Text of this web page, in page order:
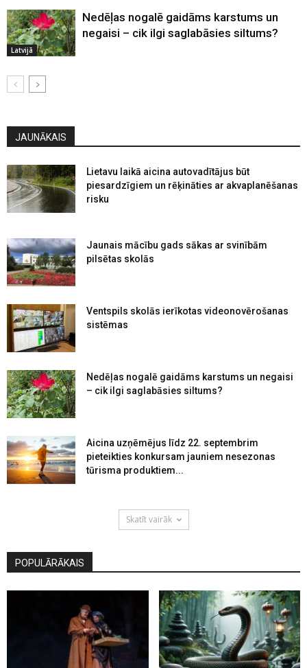
Latvijā
Nedēļas nogalē gaidāms karstums un
negaisi – cik ilgi saglabāsies siltums?
JAUNĀKAIS
Lietavu laikā aicina autovadītājus būt
piesardzīgiem un rēķināties ar akvaplanēšanas
risku
Jaunais mācību gads sākas ar svinībām
pilsētas skolās
Ventspils skolās ierīkotas videonovērošanas
sistēmas
Nedēļas nogalē gaidāms karstums un negaisi
– cik ilgi saglabāsies siltums?
Aicina uzņēmējus līdz 22. septembrim
pieteikties konkursam jauniem nesezonas
tūrisma produktiem...
Skatīt vairāk
POPULĀRĀKAIS